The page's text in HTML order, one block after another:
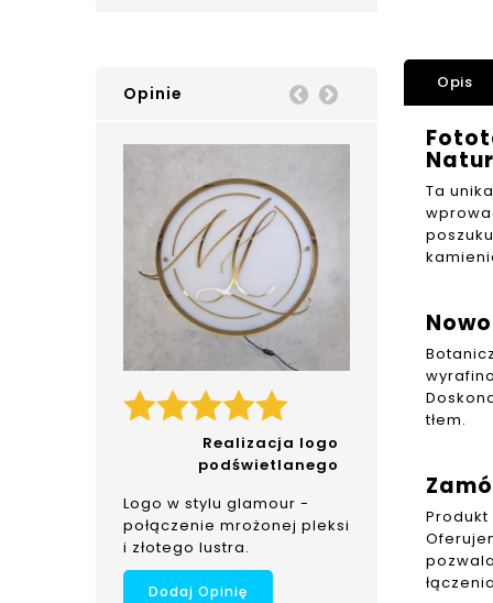
Opinie
Realizacja logo
podświetlanego
Logo w stylu glamour -
połączenie mrożonej pleksi
i złotego lustra.
Realizacja tablicy
podświetlanej
Podświetlana prostokątna
tablica wykonana według
Zastosowano pleksi
bezbarwną, pleksi czarną
oraz pleksi lustrzaną
złotą.
Prev
Dodaj Opinię
Opis
Ta
tłem.